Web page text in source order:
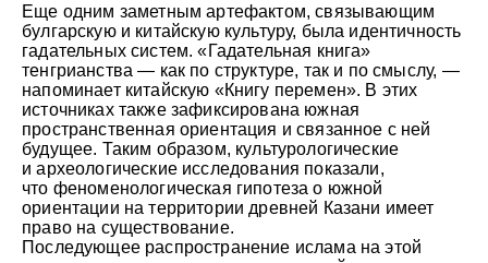
Еще одним заметным артефактом, связывающим
булгарскую и китайскую культуру, была идентичность
гадательных систем. «Гадательная книга»
тенгрианства — как по структуре, так и по смыслу, —
напоминает китайскую «Книгу перемен». В этих
источниках также зафиксирована южная
пространственная ориентация и связанное с ней
будущее. Таким образом, культурологические
и археологические исследования показали,
что феноменологическая гипотеза о южной
ориентации на территории древней Казани имеет
право на существование.
Последующее распространение ислама на этой